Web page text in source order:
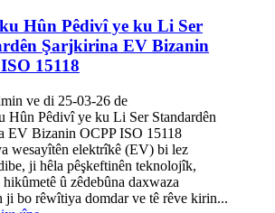
Hûn Pêdivî ye ku Li Ser
Şarjkirina EV Bizanin
15118
ve di 25-03-26 de
Hûn Pêdivî ye ku Li Ser Standardên
EV Bizanin OCPP ISO 15118
wesayîtên elektrîkê (EV) bi lez
ji hêla pêşkeftinên teknolojîk,
û zêdebûna daxwaza
ji bo rêwîtiya domdar ve tê rêve kirin...